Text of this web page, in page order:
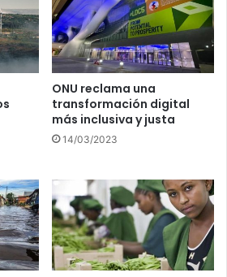
ONU reclama una
transformación digital
más inclusiva y justa
14/03/2023